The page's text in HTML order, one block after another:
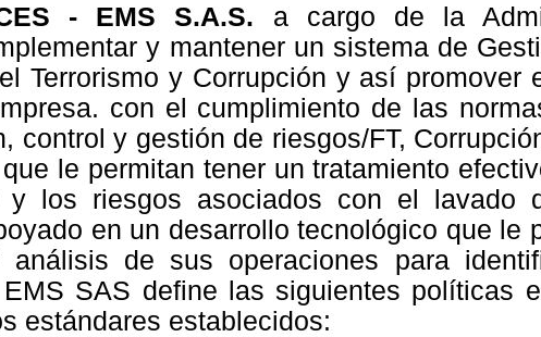
- EMS S.A.S. a cargo de la
y mantener un sistema de
Terrorismo y Corrupción y así promover
con el cumplimiento de las
control y gestión de riesgos/FT,
le permitan tener un tratamiento
los riesgos asociados con el lavado
en un desarrollo tecnológico que le
de sus operaciones para
SAS define las siguientes políticas
estándares establecidos: